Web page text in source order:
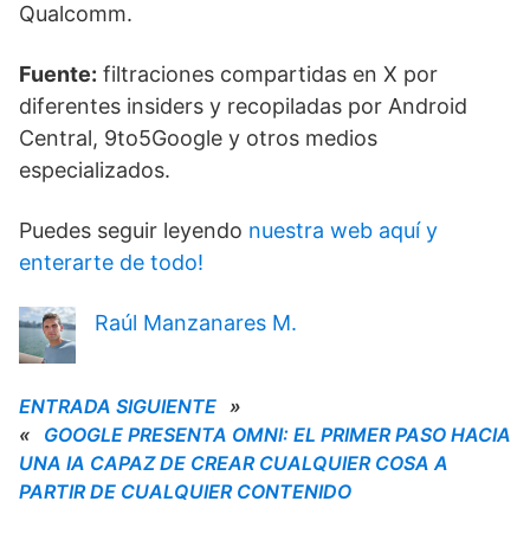
Qualcomm.
Fuente: filtraciones compartidas en X por
diferentes insiders y recopiladas por Android
Central, 9to5Google y otros medios
especializados.
Puedes seguir leyendo nuestra web aquí y
enterarte de todo!
Raúl Manzanares M.
ENTRADA SIGUIENTE »
«
GOOGLE PRESENTA OMNI: EL PRIMER PASO HACIA
UNA IA CAPAZ DE CREAR CUALQUIER COSA A
PARTIR DE CUALQUIER CONTENIDO